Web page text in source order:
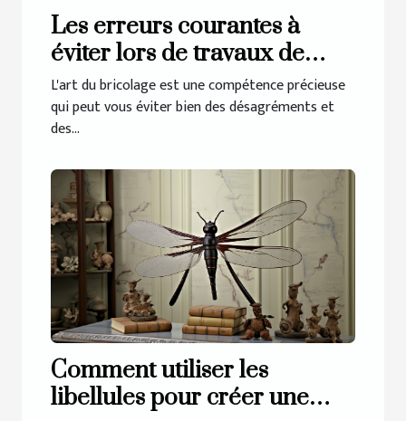
Les erreurs courantes à
éviter lors de travaux de
plomberie
L'art du bricolage est une compétence précieuse
qui peut vous éviter bien des désagréments et
des...
Comment utiliser les
libellules pour créer une